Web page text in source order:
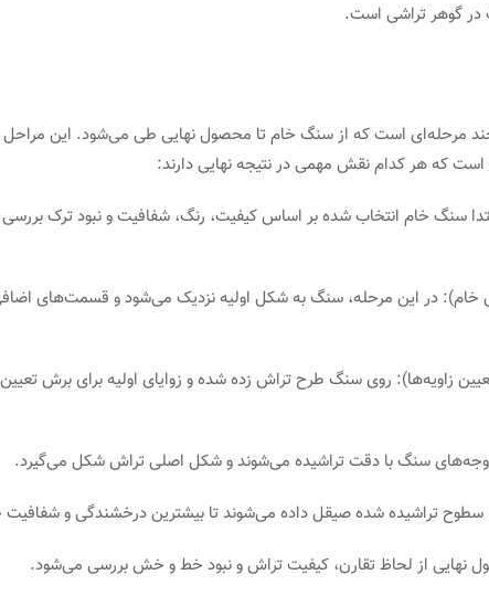
در گوهر تراشی است.
مرحله‌ای است که از سنگ خام تا محصول نهایی طی می‌شود. این مراحل
که هر کدام نقش مهمی در نتیجه نهایی دارند:
سنگ خام انتخاب شده بر اساس کیفیت، رنگ، شفافیت و نبود ترک
خام): در این مرحله، سنگ به شکل اولیه نزدیک می‌شود و قسمت‌های
زاویه‌ها): روی سنگ طرح تراش زده شده و زوایای اولیه برای برش تعیین
سنگ با دقت تراشیده می‌شوند و شکل اصلی تراش شکل می‌گیرد.
سطوح تراشیده شده صیقل داده می‌شوند تا بیشترین درخشندگی و
نهایی از لحاظ تقارن، کیفیت تراش و نبود خط و خش بررسی می‌شود.